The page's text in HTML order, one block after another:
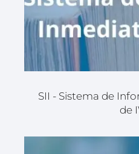
SII - Sistema de
de